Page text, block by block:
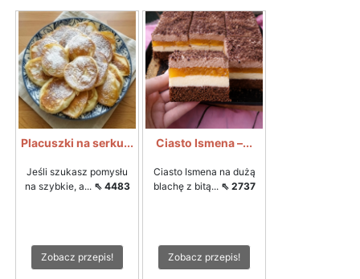
Placuszki na serku...
Jeśli szukasz pomysłu
na szybkie, a... ⇖ 4483
Zobacz przepis!
Ciasto Ismena –...
Ciasto Ismena na dużą
blachę z bitą... ⇖ 2737
Zobacz przepis!